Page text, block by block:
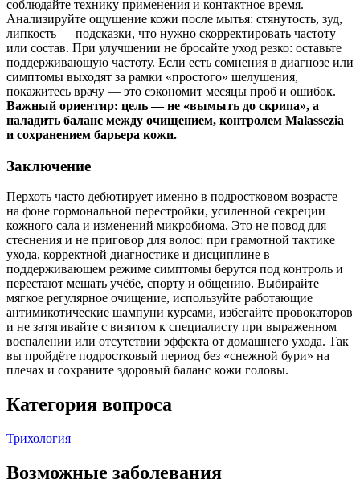
соблюдайте технику применения и контактное время.
Анализируйте ощущение кожи после мытья: стянутость, зуд,
липкость — подсказки, что нужно скорректировать частоту
или состав. При улучшении не бросайте уход резко: оставьте
поддерживающую частоту. Если есть сомнения в диагнозе или
симптомы выходят за рамки «простого» шелушения,
покажитесь врачу — это сэкономит месяцы проб и ошибок.
Важный ориентир: цель — не «вымыть до скрипа», а
наладить баланс между очищением, контролем Malassezia
и сохранением барьера кожи.
Заключение
Перхоть часто дебютирует именно в подростковом возрасте —
на фоне гормональной перестройки, усиленной секреции
кожного сала и изменений микробиома. Это не повод для
стеснения и не приговор для волос: при грамотной тактике
ухода, корректной диагностике и дисциплине в
поддерживающем режиме симптомы берутся под контроль и
перестают мешать учёбе, спорту и общению. Выбирайте
мягкое регулярное очищение, используйте работающие
антимикотические шампуни курсами, избегайте провокаторов
и не затягивайте с визитом к специалисту при выраженном
воспалении или отсутствии эффекта от домашнего ухода. Так
вы пройдёте подростковый период без «снежной бури» на
плечах и сохраните здоровый баланс кожи головы.
Категория вопроса
Трихология
Возможные заболевания